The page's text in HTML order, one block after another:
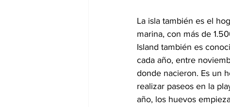
La isla también es el
marina, con más de
Island también es
cada año, entre
donde nacieron. Es un
realizar paseos en la
año, los huevos